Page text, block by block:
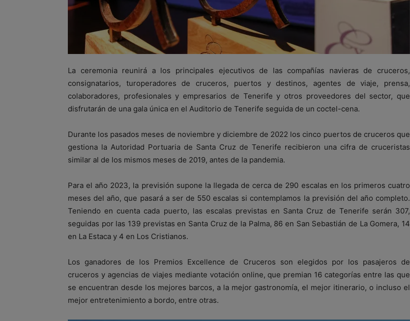
La ceremonia reunirá a los principales ejecutivos de las compañías navieras de cruceros,
consignatarios, turoperadores de cruceros, puertos y destinos, agentes de viaje, prensa,
colaboradores, profesionales y empresarios de Tenerife y otros proveedores del sector, que
disfrutarán de una gala única en el Auditorio de Tenerife seguida de un coctel-cena.
Durante los pasados meses de noviembre y diciembre de 2022 los cinco puertos de cruceros que
gestiona la Autoridad Portuaria de Santa Cruz de Tenerife recibieron una cifra de cruceristas
similar al de los mismos meses de 2019, antes de la pandemia.
Para el año 2023, la previsión supone la llegada de cerca de 290 escalas en los primeros cuatro
meses del año, que pasará a ser de 550 escalas si contemplamos la previsión del año completo.
Teniendo en cuenta cada puerto, las escalas previstas en Santa Cruz de Tenerife serán 307,
seguidas por las 139 previstas en Santa Cruz de la Palma, 86 en San Sebastián de La Gomera, 14
en La Estaca y 4 en Los Cristianos.
Los ganadores de los Premios Excellence de Cruceros son elegidos por los pasajeros de
cruceros y agencias de viajes mediante votación online, que premian 16 categorías entre las que
se encuentran desde los mejores barcos, a la mejor gastronomía, el mejor itinerario, o incluso el
mejor entretenimiento a bordo, entre otras.